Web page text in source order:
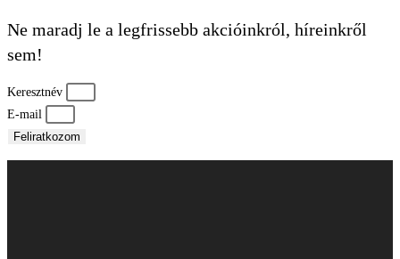
Ne maradj le a legfrissebb akcióinkról, híreinkről
sem!
Keresztnév
E-mail
Feliratkozom